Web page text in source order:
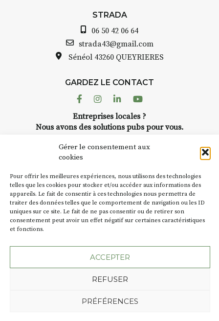
Gérer le consentement aux
cookies
Pour offrir les meilleures expériences, nous utilisons des technologies
telles que les cookies pour stocker et/ou accéder aux informations des
appareils. Le fait de consentir à ces technologies nous permettra de
traiter des données telles que le comportement de navigation ou les ID
uniques sur ce site. Le fait de ne pas consentir ou de retirer son
consentement peut avoir un effet négatif sur certaines caractéristiques
et fonctions.
ACCEPTER
REFUSER
PRÉFÉRENCES
STRADA
06 50 42 06 64
strada43@gmail.com
Sénéol 43260 QUEYRIERES
GARDEZ LE CONTACT
FacebookInstagram
LinkedinYoutube
Entreprises locales ?
Nous avons des solutions pubs pour vous.
NEWSLETTER
Suivez toute l'actu de Strada
NOUS CONTACTER
Plan du site
Mentions légales
Une création de l'Agence Oktopod